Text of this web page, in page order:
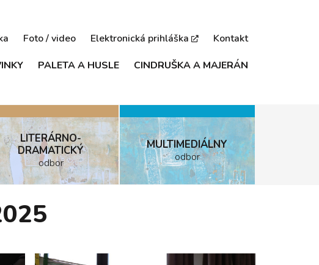
Foto / video Elektronická prihláška
Kontakt
PALETA A HUSLE CINDRUŠKA A MAJERÁN
LITERÁRNO-
DRAMATICKÝ
odbor
MULTIMEDIÁLNY
odbor